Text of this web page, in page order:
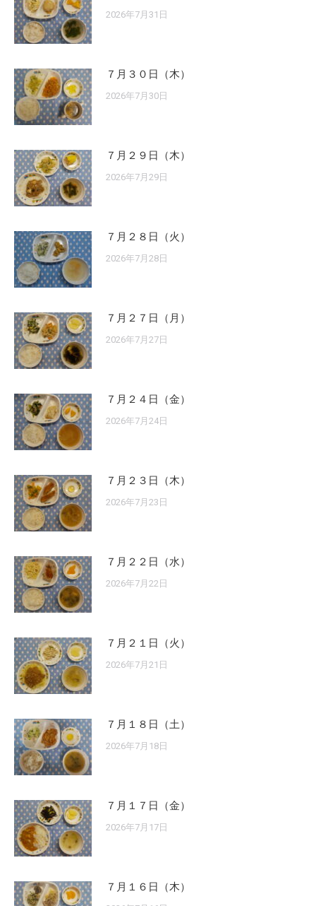
2026年7月31日
７月３０日（木）
2026年7月30日
７月２９日（木）
2026年7月29日
７月２８日（火）
2026年7月28日
７月２７日（月）
2026年7月27日
７月２４日（金）
2026年7月24日
７月２３日（木）
2026年7月23日
７月２２日（水）
2026年7月22日
７月２１日（火）
2026年7月21日
７月１８日（土）
2026年7月18日
７月１７日（金）
2026年7月17日
７月１６日（木）